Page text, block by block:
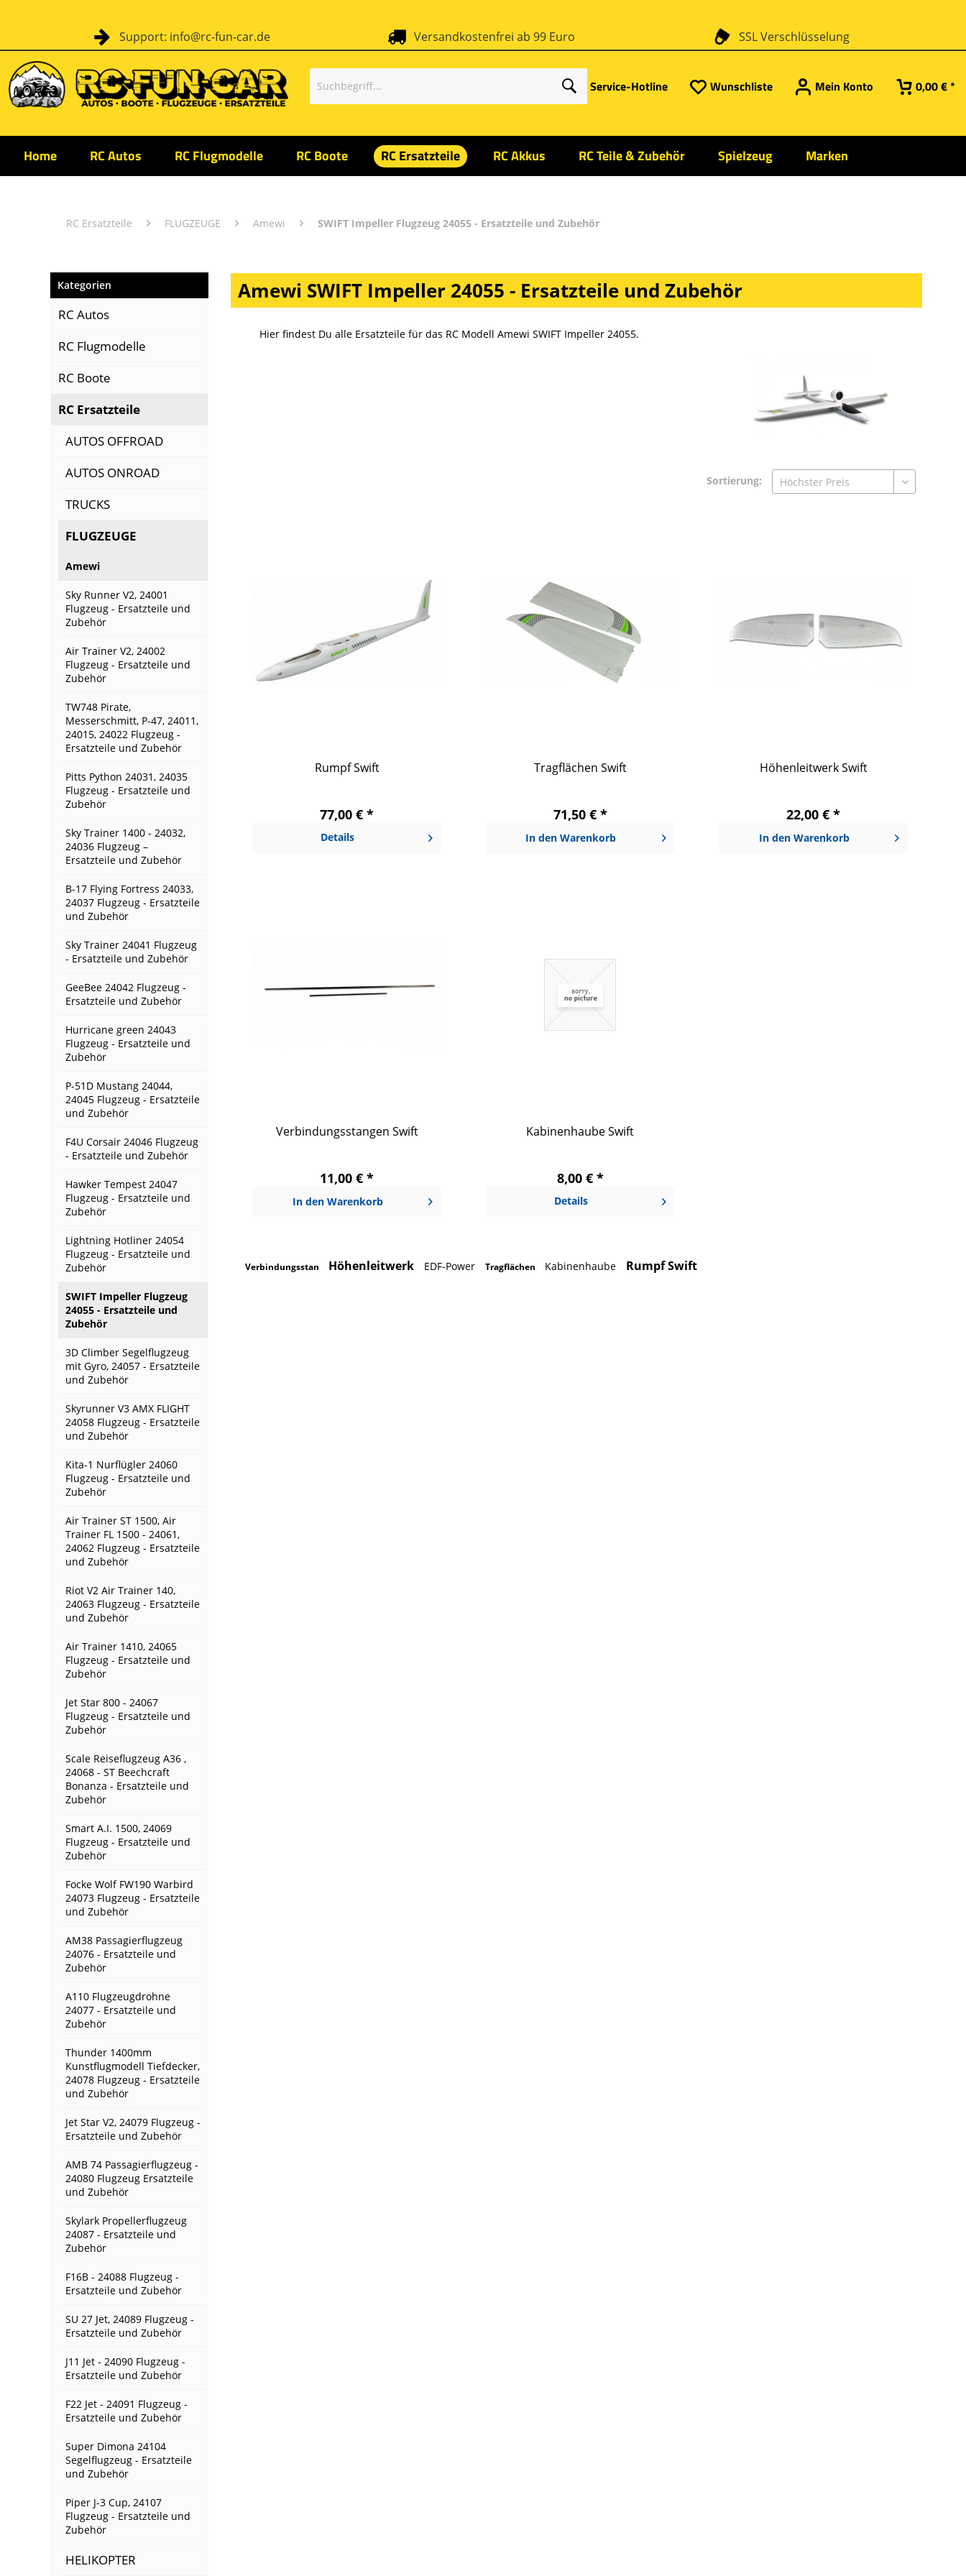
Support: info@rc-fun-car.de Versandkostenfrei ab 99 Euro SSL Verschlüsselung
Service-Hotline Wunschliste Mein Konto 0,00 € *
Home RC Autos RC Flugmodelle RC Boote RC Ersatzteile RC Akkus RC Teile & Zubehör Spielzeug Marken
RC Ersatzteile FLUGZEUGE Amewi SWIFT Impeller Flugzeug 24055 - Ersatzteile und Zubehör
Kategorien
RC Autos
RC Flugmodelle
RC Boote
RC Ersatzteile
AUTOS OFFROAD
AUTOS ONROAD
TRUCKS
FLUGZEUGE
Amewi
Sky Runner V2, 24001
Flugzeug - Ersatzteile und
Zubehör
Air Trainer V2, 24002
Flugzeug - Ersatzteile und
Zubehör
TW748 Pirate,
Messerschmitt, P-47, 24011,
24015, 24022 Flugzeug -
Ersatzteile und Zubehör
Pitts Python 24031, 24035
Flugzeug - Ersatzteile und
Zubehör
Sky Trainer 1400 - 24032,
24036 Flugzeug –
Ersatzteile und Zubehör
B-17 Flying Fortress 24033,
24037 Flugzeug - Ersatzteile
und Zubehör
Sky Trainer 24041 Flugzeug
- Ersatzteile und Zubehör
GeeBee 24042 Flugzeug -
Ersatzteile und Zubehör
Hurricane green 24043
Flugzeug - Ersatzteile und
Zubehör
P-51D Mustang 24044,
24045 Flugzeug - Ersatzteile
und Zubehör
F4U Corsair 24046 Flugzeug
- Ersatzteile und Zubehör
Hawker Tempest 24047
Flugzeug - Ersatzteile und
Zubehör
Lightning Hotliner 24054
Flugzeug - Ersatzteile und
Zubehör
SWIFT Impeller Flugzeug
24055 - Ersatzteile und
Zubehör
3D Climber Segelflugzeug
mit Gyro, 24057 - Ersatzteile
und Zubehör
Skyrunner V3 AMX FLIGHT
24058 Flugzeug - Ersatzteile
und Zubehör
Kita-1 Nurflügler 24060
Flugzeug - Ersatzteile und
Zubehör
Air Trainer ST 1500, Air
Trainer FL 1500 - 24061,
24062 Flugzeug - Ersatzteile
und Zubehör
Riot V2 Air Trainer 140,
24063 Flugzeug - Ersatzteile
und Zubehör
Air Trainer 1410, 24065
Flugzeug - Ersatzteile und
Zubehör
Jet Star 800 - 24067
Flugzeug - Ersatzteile und
Zubehör
Scale Reiseflugzeug A36 ,
24068 - ST Beechcraft
Bonanza - Ersatzteile und
Zubehör
Smart A.I. 1500, 24069
Flugzeug - Ersatzteile und
Zubehör
Focke Wolf FW190 Warbird
24073 Flugzeug - Ersatzteile
und Zubehör
AM38 Passagierflugzeug
24076 - Ersatzteile und
Zubehör
A110 Flugzeugdrohne
24077 - Ersatzteile und
Zubehör
Thunder 1400mm
Kunstflugmodell Tiefdecker,
24078 Flugzeug - Ersatzteile
und Zubehör
Jet Star V2, 24079 Flugzeug -
Ersatzteile und Zubehör
AMB 74 Passagierflugzeug -
24080 Flugzeug Ersatzteile
und Zubehör
Skylark Propellerflugzeug
24087 - Ersatzteile und
Zubehör
F16B - 24088 Flugzeug -
Ersatzteile und Zubehör
SU 27 Jet, 24089 Flugzeug -
Ersatzteile und Zubehör
J11 Jet - 24090 Flugzeug -
Ersatzteile und Zubehör
F22 Jet - 24091 Flugzeug -
Ersatzteile und Zubehör
Super Dimona 24104
Segelflugzeug - Ersatzteile
und Zubehör
Piper J-3 Cup, 24107
Flugzeug - Ersatzteile und
Zubehör
HELIKOPTER
Amewi SWIFT Impeller 24055 - Ersatzteile und Zubehör
Hier findest Du alle Ersatzteile für das RC Modell Amewi SWIFT Impeller 24055.
Sortierung:
Rumpf Swift
77,00 € *
Details
Tragflächen Swift
71,50 € *
In den Warenkorb
Höhenleitwerk Swift
22,00 € *
In den Warenkorb
Verbindungsstangen Swift
11,00 € *
In den Warenkorb
Kabinenhaube Swift
8,00 € *
Details
Verbindungsstan Höhenleitwerk EDF-Power Tragflächen Kabinenhaube Rumpf Swift